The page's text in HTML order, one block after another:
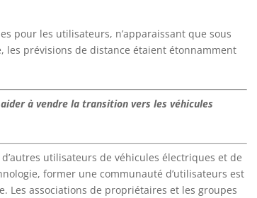
pour les utilisateurs, n’apparaissant que sous
les prévisions de distance étaient étonnamment
à vendre la transition vers les véhicules
utilisateurs de véhicules électriques et de
former une communauté d’utilisateurs est
Les associations de propriétaires et les groupes